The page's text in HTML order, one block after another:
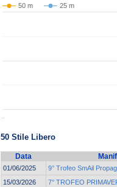
50 m 25 m
50 Stile Libero
Data
01/06/2025
9° Trofeo SmAil
15/03/2026
7° TROFEO